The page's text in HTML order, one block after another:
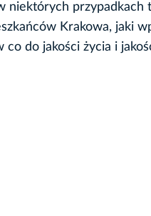
niektórych przypadkach
Krakowa, jaki
co do jakości życia i